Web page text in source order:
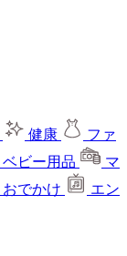
健康
ファ
ベビー用品
マ
おでかけ
エン